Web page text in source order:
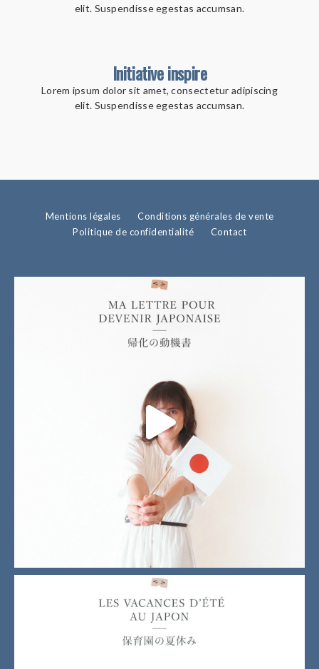
elit. Suspendisse egestas accumsan.
Initiative inspire
Lorem ipsum dolor sit amet, consectetur adipiscing
elit. Suspendisse egestas accumsan.
Mentions légales
Conditions générales de vente
Politique de confidentialité
Contact